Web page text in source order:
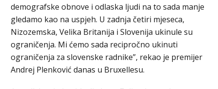
demografske obnove i odlaska ljudi na to sada manje
gledamo kao na uspjeh. U zadnja četiri mjeseca,
Nizozemska, Velika Britanija i Slovenija ukinule su
ograničenja. Mi ćemo sada recipročno ukinuti
ograničenja za slovenske radnike”, rekao je premijer
Andrej Plenković danas u Bruxellesu.